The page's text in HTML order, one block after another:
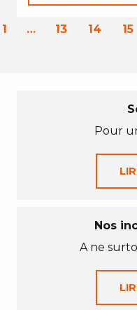
1 … 13 14 15
Pour
Nos
A ne